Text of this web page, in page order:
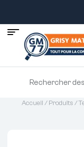
Accueil /Produits /